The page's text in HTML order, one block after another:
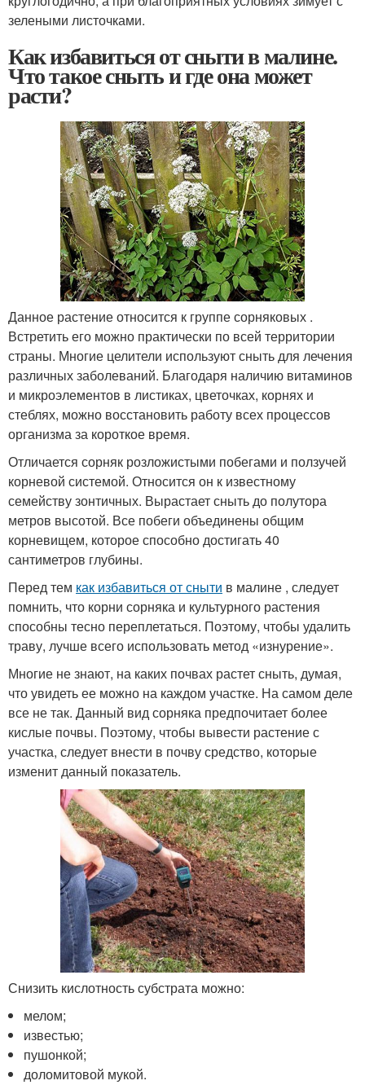
зелеными листочками.
Как избавиться от сныти в малине.
Что такое сныть и где она может
расти?
Данное растение относится к группе сорняковых .
Встретить его можно практически по всей территории
страны. Многие целители используют сныть для лечения
различных заболеваний. Благодаря наличию витаминов
и микроэлементов в листиках, цветочках, корнях и
стеблях, можно восстановить работу всех процессов
организма за короткое время.
Отличается сорняк розложистыми побегами и ползучей
корневой системой. Относится он к известному
семейству зонтичных. Вырастает сныть до полутора
метров высотой. Все побеги объединены общим
корневищем, которое способно достигать 40
сантиметров глубины.
Перед тем как избавиться от сныти в малине , следует
помнить, что корни сорняка и культурного растения
способны тесно переплетаться. Поэтому, чтобы удалить
траву, лучше всего использовать метод «изнурение».
Многие не знают, на каких почвах растет сныть, думая,
что увидеть ее можно на каждом участке. На самом деле
все не так. Данный вид сорняка предпочитает более
кислые почвы. Поэтому, чтобы вывести растение с
участка, следует внести в почву средство, которые
изменит данный показатель.
Снизить кислотность субстрата можно:
мелом;
известью;
пушонкой;
доломитовой мукой.